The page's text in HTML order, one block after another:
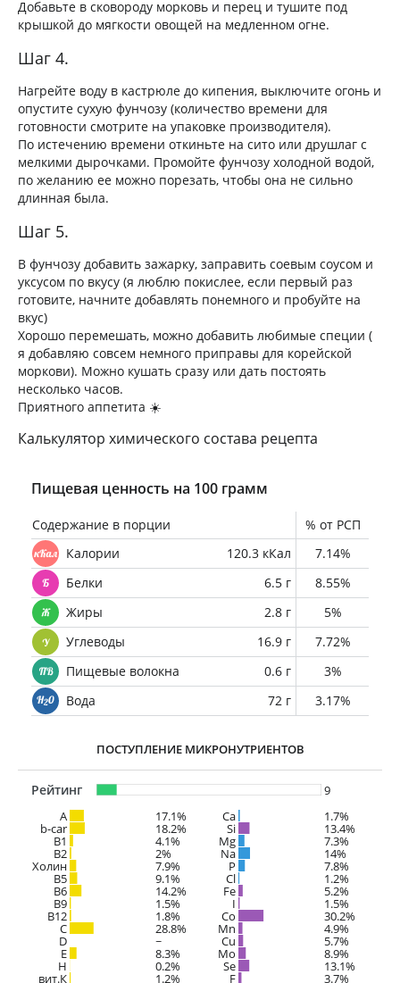
Добавьте в сковороду морковь и перец и тушите под
крышкой до мягкости овощей на медленном огне.
Шаг 4.
Нагрейте воду в кастрюле до кипения, выключите огонь и
опустите сухую фунчозу (количество времени для
готовности смотрите на упаковке производителя).
По истечению времени откиньте на сито или друшлаг с
мелкими дырочками. Промойте фунчозу холодной водой,
по желанию ее можно порезать, чтобы она не сильно
длинная была.
Шаг 5.
В фунчозу добавить зажарку, заправить соевым соусом и
уксусом по вкусу (я люблю покислее, если первый раз
готовите, начните добавлять понемного и пробуйте на
вкус)
Хорошо перемешать, можно добавить любимые специи (
я добавляю совсем немного приправы для корейской
моркови). Можно кушать сразу или дать постоять
несколько часов.
Приятного аппетита ☀️
Калькулятор химического состава рецепта
Пищевая ценность на 100 грамм
Содержание в порции
% от РСП
Калории
120.3 кКал
7.14%
Белки
6.5 г
8.55%
Жиры
2.8 г
5%
Углеводы
16.9 г
7.72%
Пищевые волокна
0.6 г
3%
Вода
72 г 3.17%
ПОСТУПЛЕНИЕ МИКРОНУТРИЕНТОВ
Рейтинг
9
A
17.1%
b-car 18.2%
В1 4.1%
B2 2%
Холин 7.9%
B5 9.1%
B6 14.2%
B9 1.5%
B12 1.8%
C 28.8%
D ~
E 8.3%
H 0.2%
вит.К 1.2%
Ca 1.7%
Si 13.4%
Mg 7.3%
Na 14%
P 7.8%
Cl 1.2%
Fe 5.2%
I 1.5%
Co 30.2%
Mn 4.9%
Cu 5.7%
Mo 8.9%
Se 13.1%
F 3.7%